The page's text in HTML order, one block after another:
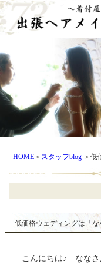
HOME ＞ スタッフblog ＞ 低
低価格ウェディングは「
こんにちは♪ ななさ